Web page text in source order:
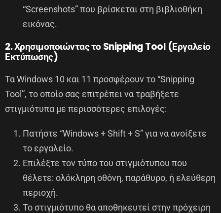
“Screenshots” που βρίσκεται στη βιβλιοθήκη
εικόνας.
2. Χρησιμοποιώντας το Snipping Tool (Εργαλείο
Εκτύπωσης)
Τα Windows 10 και 11 προσφέρουν το “Snipping
Tool”, το οποίο σας επιτρέπει να τραβήξετε
στιγμιότυπα με περισσότερες επιλογές:
Πατήστε “Windows + Shift + S” για να ανοίξετε
το εργαλείο.
Επιλέξτε τον τύπο του στιγμιότυπου που
θέλετε: ολόκληρη οθόνη, παράθυρο, ή ελεύθερη
περιοχή.
Το στιγμιότυπο θα αποθηκευτεί στην πρόχειρη